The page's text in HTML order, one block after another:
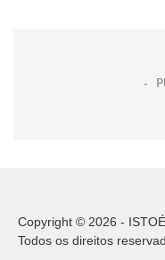
Copyright © 2026 -
Todos os direitos